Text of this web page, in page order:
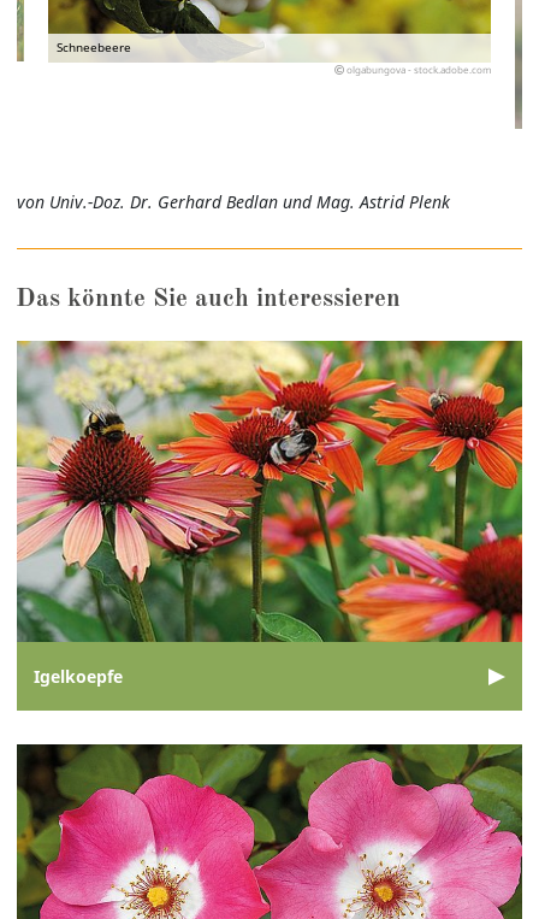
Schneebeere
olgabungova - stock.adobe.com
von Univ.-Doz. Dr. Gerhard Bedlan und Mag. Astrid Plenk
Das könnte Sie auch interessieren
Igelkoepfe